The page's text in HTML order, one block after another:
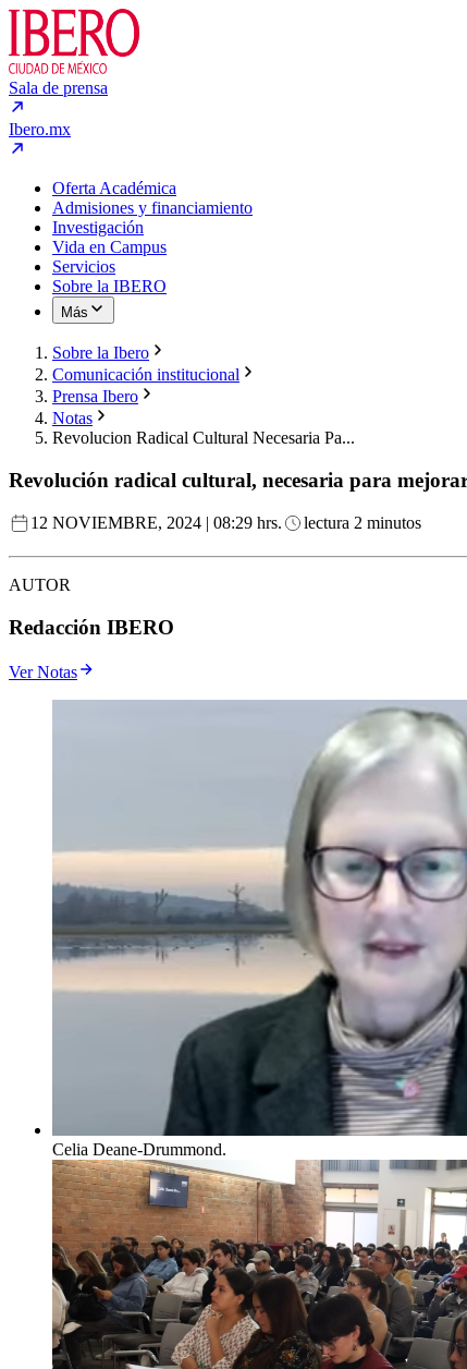
Sala de prensa
Ibero.mx
Oferta Académica
Admisiones y financiamiento
Investigación
Vida en Campus
Servicios
Sobre la IBERO
Más
Sobre la Ibero
Comunicación institucional
Prensa Ibero
Notas
Revolucion Radical Cultural Necesaria Pa...
Revolución radical cultural, necesaria para
12 NOVIEMBRE, 2024 | 08:29 hrs. lectura 2 minutos
AUTOR
Redacción IBERO
Ver Notas
Celia Deane-Drummond.